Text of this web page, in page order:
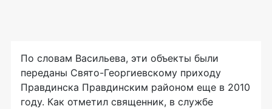
По словам Васильева, эти объекты были
переданы Свято-Георгиевскому приходу
Правдинска Правдинским районом еще в 2010
году. Как отметил священник, в службе